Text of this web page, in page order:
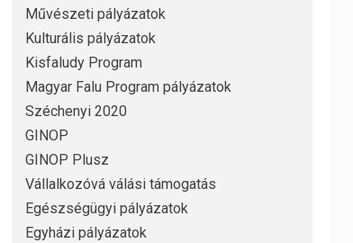
Művészeti pályázatok
Kulturális pályázatok
Kisfaludy Program
Magyar Falu Program pályázatok
Széchenyi 2020
GINOP
GINOP Plusz
Vállalkozóvá válási támogatás
Egészségügyi pályázatok
Egyházi pályázatok